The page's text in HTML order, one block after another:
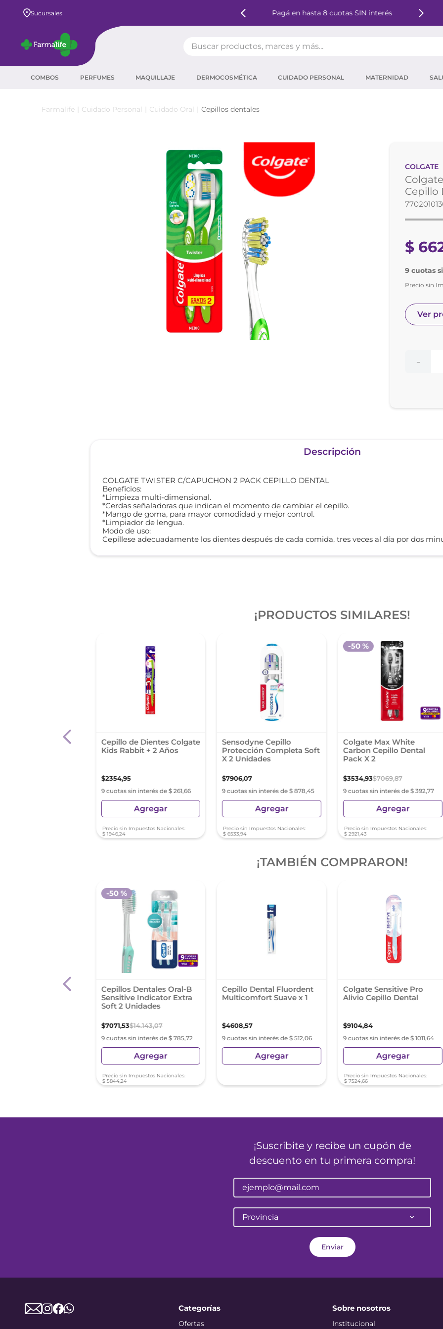
Sucursales Pagá en hasta 8 cuotas SIN interés
COMBOS PERFUMES MAQUILLAJE DERMOCOSMÉTICA CUIDADO PERSONAL MATERNIDAD
Cuidado Personal Cuidado Oral Cepillos dentales
COLGATE
Cepillo
$
9 cuotas
Precio sin
Ver
－
Descripción
COLGATE TWISTER C/CAPUCHON 2 PACK CEPILLO DENTAL
Beneficios:
*Limpieza multi-dimensional.
*Cerdas señaladoras que indican el momento de cambiar el cepillo.
*Mango de goma, para mayor comodidad y mejor control.
*Limpiador de lengua.
Modo de uso:
Cepíllese adecuadamente los dientes después de cada comida, tres veces al día por dos
¡PRODUCTOS SIMILARES!
Cepillo de Dientes Colgate
Kids Rabbit + 2 Años
$2354,95
9 cuotas sin interés de $ 261,66
Agregar
Precio sin Impuestos Nacionales:
$ 1946,24
Sensodyne Cepillo
Protección Completa Soft
X 2 Unidades
$7906,07
9 cuotas sin interés de $ 878,45
Agregar
Precio sin Impuestos Nacionales:
$ 6533,94
Colgate Max White
Carbon Cepillo Dental
Pack X 2
$3534,93$7069,87
9 cuotas sin interés de $ 392,77
-50 %
Agregar
Precio sin Impuestos Nacionales:
$ 2921,43
¡TAMBIÉN COMPRARON!
Cepillos Dentales Oral-B
Sensitive Indicator Extra
Soft 2 Unidades
$7071,53$14.143,07
9 cuotas sin interés de $ 785,72
-50 %
Agregar
Precio sin Impuestos Nacionales:
$ 5844,24
Cepillo Dental Fluordent
Multicomfort Suave x 1
$4608,57
9 cuotas sin interés de $ 512,06
Agregar
Colgate Sensitive Pro
Alivio Cepillo Dental
$9104,84
9 cuotas sin interés de $ 1011,64
Agregar
Precio sin Impuestos Nacionales:
$ 7524,66
¡Suscribite y recibe un cupón de
descuento en tu primera compra!
Provincia
Enviar
Categorías
Ofertas
Sobre nosotros
Institucional
proteina
agua micelar
corrector
máscara pestañas
retinol
roche posay